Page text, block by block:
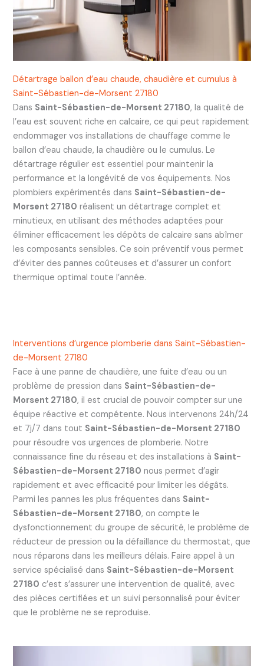
Détartrage ballon d’eau chaude, chaudière et cumulus à
Saint-Sébastien-de-Morsent 27180
Dans Saint-Sébastien-de-Morsent 27180, la qualité de
l’eau est souvent riche en calcaire, ce qui peut rapidement
endommager vos installations de chauffage comme le
ballon d’eau chaude, la chaudière ou le cumulus. Le
détartrage régulier est essentiel pour maintenir la
performance et la longévité de vos équipements. Nos
plombiers expérimentés dans Saint-Sébastien-de-
Morsent 27180 réalisent un détartrage complet et
minutieux, en utilisant des méthodes adaptées pour
éliminer efficacement les dépôts de calcaire sans abîmer
les composants sensibles. Ce soin préventif vous permet
d’éviter des pannes coûteuses et d’assurer un confort
thermique optimal toute l’année.
Interventions d’urgence plomberie dans Saint-Sébastien-
de-Morsent 27180
Face à une panne de chaudière, une fuite d’eau ou un
problème de pression dans Saint-Sébastien-de-
Morsent 27180, il est crucial de pouvoir compter sur une
équipe réactive et compétente. Nous intervenons 24h/24
et 7j/7 dans tout Saint-Sébastien-de-Morsent 27180
pour résoudre vos urgences de plomberie. Notre
connaissance fine du réseau et des installations à Saint-
Sébastien-de-Morsent 27180 nous permet d’agir
rapidement et avec efficacité pour limiter les dégâts.
Parmi les pannes les plus fréquentes dans Saint-
Sébastien-de-Morsent 27180, on compte le
dysfonctionnement du groupe de sécurité, le problème de
réducteur de pression ou la défaillance du thermostat, que
nous réparons dans les meilleurs délais. Faire appel à un
service spécialisé dans Saint-Sébastien-de-Morsent
27180 c’est s’assurer une intervention de qualité, avec
des pièces certifiées et un suivi personnalisé pour éviter
que le problème ne se reproduise.